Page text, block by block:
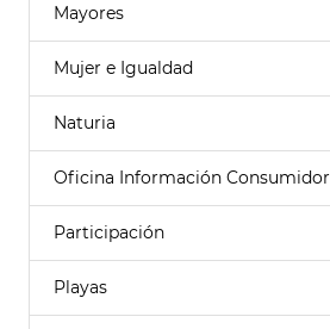
Mayores
Mujer e Igualdad
Naturia
Oficina Información Consumidor
Participación
Playas